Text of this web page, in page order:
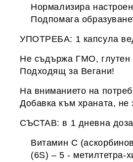
Нормализира
Подпомага
УПОТРЕБА: 1 капсула
Не съдържа ГМО, глутен
Подходящ за Вегани!
На вниманието на
Добавка към храната, не
СЪСТАВ: в 1 дневна
Витамин С
(6S) – 5 - метилтетра-